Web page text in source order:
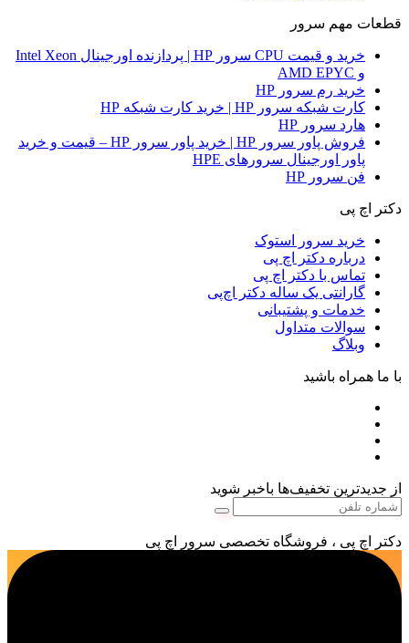
قطعات مهم سرور
خرید و قیمت CPU سرور HP | پردازنده اورجینال Intel Xeon
و AMD EPYC
خرید رم سرور HP
کارت شبکه سرور HP | خرید کارت شبکه HP
هارد سرور HP
فروش پاور سرور HP | خرید پاور سرور HP – قیمت و خرید
پاور اورجینال سرورهای HPE
فن سرور HP
دکتر اچ پی
خرید سرور استوک
درباره دکتر اچ پی
تماس با دکتر اچ پی
گارانتی یک ساله دکتر اچ‌پی
خدمات و پشتیبانی
سوالات متداول
وبلاگ
با ما همراه باشید
از جدیدترین تخفیف‌ها باخبر شوید
دکتر اچ پی ، فروشگاه تخصصی سرور اچ پی